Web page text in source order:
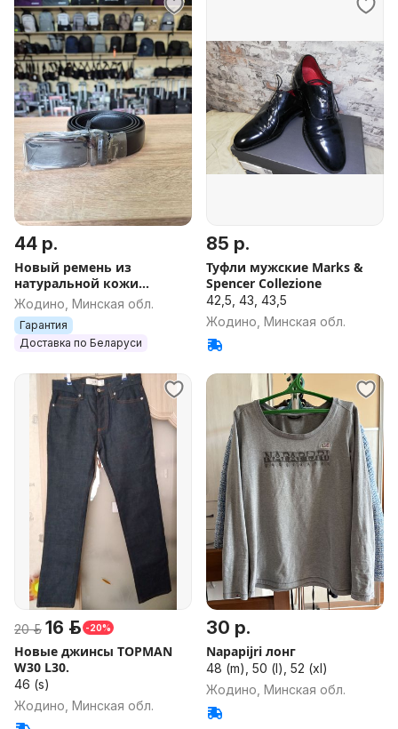
44 р.
Новый ремень из
натуральной кожи
чёрный + БЕСПЛАТНАЯ
отправка
Жодино, Минская обл.
Гарантия
Доставка по Беларуси
85 р.
Туфли мужские Marks &
Spencer Collezione
42,5, 43, 43,5
Жодино, Минская обл.
20 р. 16 р. -20%
Новые джинсы TOPMAN
W30 L30.
46 (s)
Жодино, Минская обл.
30 р.
Napapijri лонг
48 (m), 50 (l), 52 (xl)
Жодино, Минская обл.